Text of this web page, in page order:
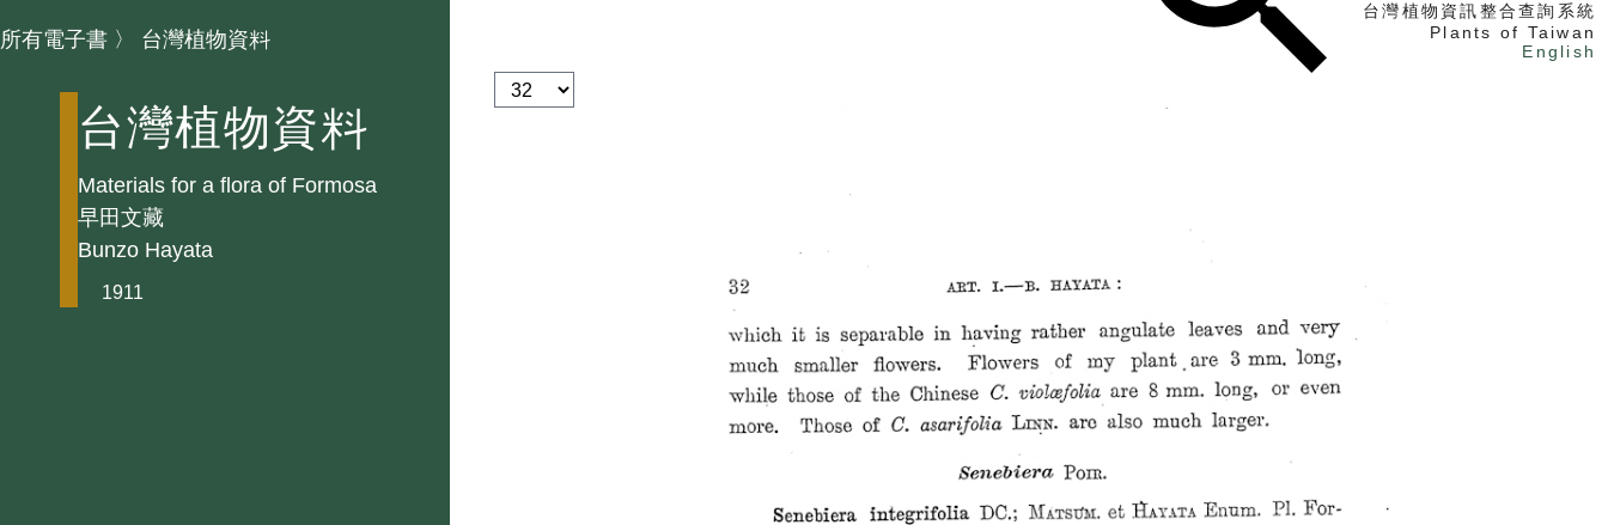
台灣植物資訊整合查詢系統
Plants of Taiwan
English
所有電子書 〉 台灣植物資料
台灣植物資料
Materials for a flora of Formosa
早田文藏
Bunzo Hayata
1911